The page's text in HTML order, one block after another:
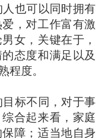
也可以同时拥有
，对工作富有激
女，关键在于，
态度和满足以及
程度。
标不同，对于事
合起来看，家庭
障；适当地自身